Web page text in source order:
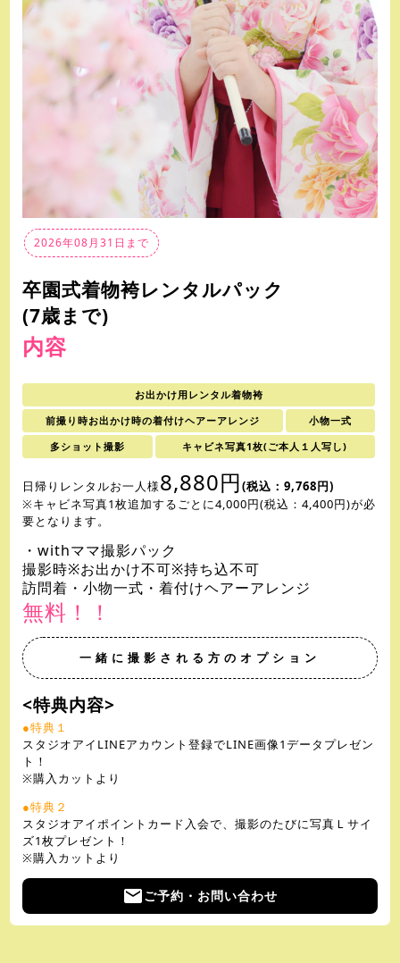
2026年08月31日まで
卒園式着物袴レンタルパック
(7歳まで)
内容
お出かけ用レンタル着物袴
前撮り時お出かけ時の着付けヘアーアレンジ
小物一式
多ショット撮影
キャビネ写真1枚(ご本人１人写し)
日帰りレンタルお一人様8,880円(税込：9,768円)
※キャビネ写真1枚追加するごとに4,000円(税込：4,400円)が必
要となります。
・withママ撮影パック
撮影時※お出かけ不可※持ち込不可
訪問着・小物一式・着付けヘアーアレンジ
無料！！
一緒に撮影される方のオプション
<特典内容>
●特典１
スタジオアイLINEアカウント登録でLINE画像1データプレゼン
ト！
※購入カットより
●特典２
スタジオアイポイントカード入会で、撮影のたびに写真Ｌサイ
ズ1枚プレゼント！
※購入カットより
emailご予約・お問い合わせ